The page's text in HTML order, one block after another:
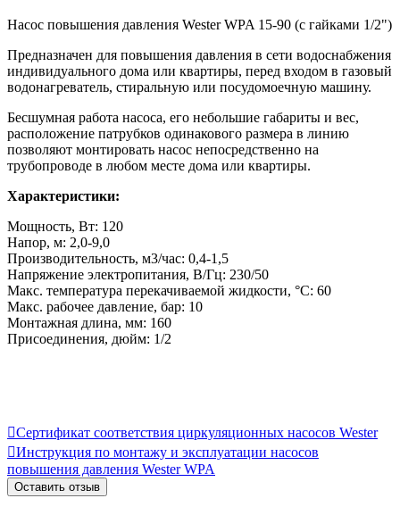
Насос повышения давления Wester WPA 15-90 (с гайками 1/2")
Предназначен для повышения давления в сети водоснабжения
индивидуального дома или квартиры, перед входом в газовый
водонагреватель, стиральную или посудомоечную машину.
Бесшумная работа насоса, его небольшие габариты и вес,
расположение патрубков одинакового размера в линию
позволяют монтировать насос непосредственно на
трубопроводе в любом месте дома или квартиры.
Характеристики:
Мощность, Вт: 120
Напор, м: 2,0-9,0
Производительность, м3/час: 0,4-1,5
Напряжение электропитания, В/Гц: 230/50
Макс. температура перекачиваемой жидкости, °С: 60
Макс. рабочее давление, бар: 10
Монтажная длина, мм: 160
Присоединения, дюйм: 1/2
Сертификат соответствия циркуляционных насосов Wester
Инструкция по монтажу и эксплуатации насосов
повышения давления Wester WPA
Оставить отзыв